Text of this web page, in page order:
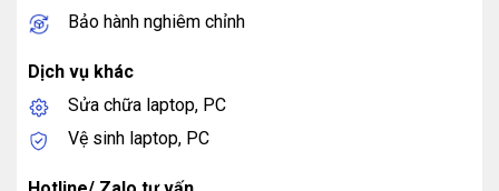
Bảo hành nghiêm chỉnh
Dịch vụ khác
Sửa chữa laptop, PC
Vệ sinh laptop, PC